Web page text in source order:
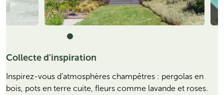
Collecte d'inspiration
Inspirez-vous d’atmosphères champêtres : pergolas en
bois, pots en terre cuite, fleurs comme lavande et roses.